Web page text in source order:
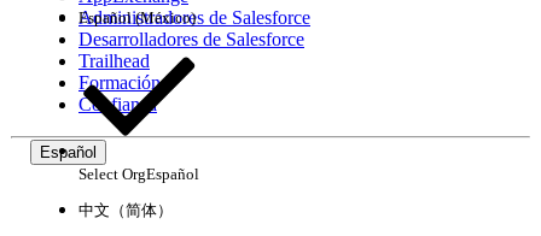
Experiencia
Administradores de Salesforce
Desarrolladores de Salesforce
Trailhead
Formación
Confianza
Español
Español (México)
Select OrgEspañol
中文（简体）